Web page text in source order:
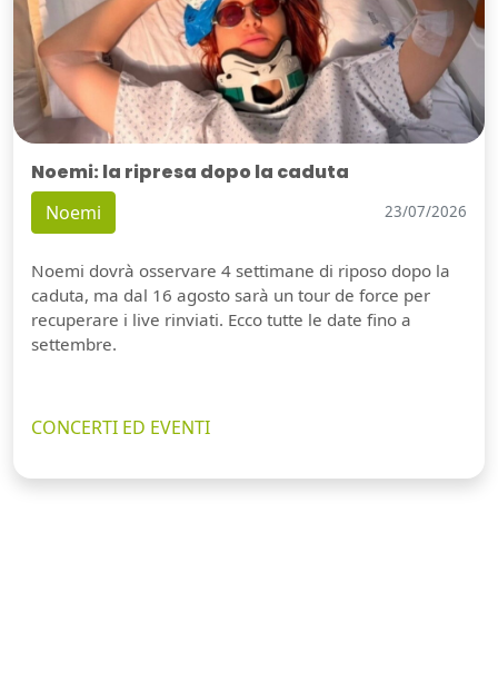
Noemi: la ripresa dopo la caduta
Noemi 23/07/2026
Noemi dovrà osservare 4 settimane di riposo dopo la
caduta, ma dal 16 agosto sarà un tour de force per
recuperare i live rinviati. Ecco tutte le date fino a
settembre.
CONCERTI ED EVENTI